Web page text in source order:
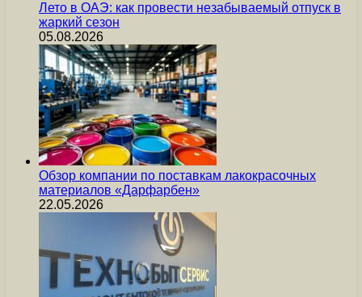
Лето в ОАЭ: как провести незабываемый отпуск в
жаркий сезон
05.08.2026
Обзор компании по поставкам лакокрасочных
материалов «Дарфарбен»
22.05.2026